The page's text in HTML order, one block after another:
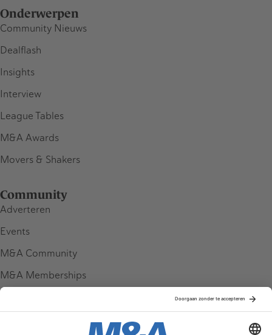
Onderwerpen
Community Nieuws
Dealflash
Insights
Interview
League Tables
M&A Awards
Movers & Shakers
Community
Adverteren
Events
M&A Community
M&A Memberships